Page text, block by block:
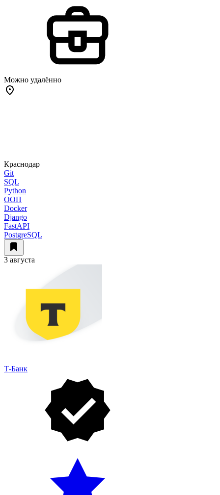
Можно удалённо
Краснодар
Git
SQL
Python
ООП
Docker
Django
FastAPI
PostgreSQL
3 августа
Т-Банк